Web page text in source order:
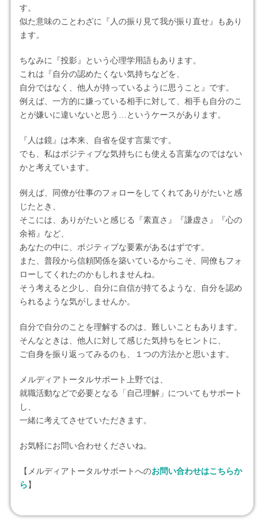
す。
似た意味のことわざに『人の振り見て我が振り直せ』もあり
ます。
ちなみに『投影』という心理学用語もあります。
これは『自分の認めたくない気持ちなどを、
自分ではなく、他人が持っているように思うこと』です。
例えば、一方的に嫌っている相手に対して、相手も自分のこ
とが嫌いに違いないと思う…というケースがあります。
『人は鏡』は本来、自省を促す言葉です。
でも、私はポジティブな気持ちにも使える言葉なのではない
かと考えています。
例えば、同僚が仕事のフォローをしてくれてありがたいと感
じたとき、
そこには、ありがたいと感じる『素直さ』『謙虚さ』『心の
余裕』など、
あなたの中に、ポジティブな要素があるはずです。
また、普段から信頼関係を築いているからこそ、同僚もフォ
ローしてくれたのかもしれませんね。
そう考えると少し、自分に自信が持てるような、自分を認め
られるような気がしませんか。
自分で自分のことを理解するのは、難しいこともあります。
そんなときは、他人に対して感じた気持ちをヒントに、
ご自身を振り返ってみるのも、１つの方法かと思います。
メルディアトータルサポート上野では、
就職活動などで必要となる「自己理解」についてもサポート
し、
一緒に考えてさせていただきます。
お気軽にお問い合わせくださいね。
【メルディアトータルサポートへのお問い合わせはこちらか
ら】